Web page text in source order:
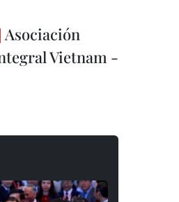
Asociación
Vietnam -